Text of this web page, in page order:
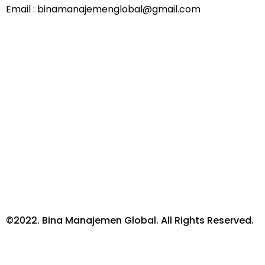
Email : binamanajemenglobal@gmail.com
©2022. Bina Manajemen Global. All Rights Reserved.